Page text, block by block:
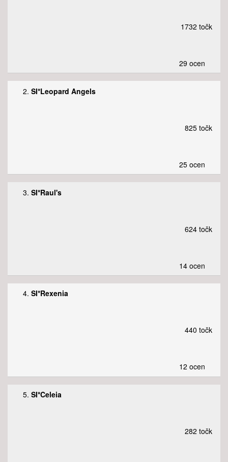
1732 točk
29 ocen
2.SI*Leopard Angels
825 točk
25 ocen
3.SI*Raul's
624 točk
14 ocen
4.SI*Rexenia
440 točk
12 ocen
5.SI*Celeia
282 točk